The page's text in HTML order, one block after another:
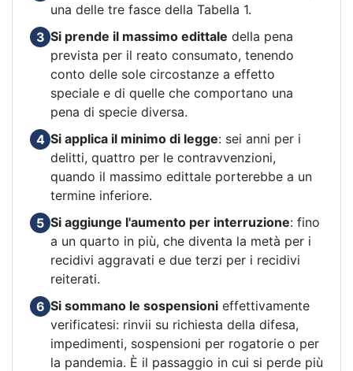
una delle tre fasce della Tabella 1.
3 Si prende il massimo edittale della pena
prevista per il reato consumato, tenendo
conto delle sole circostanze a effetto
speciale e di quelle che comportano una
pena di specie diversa.
4 Si applica il minimo di legge: sei anni per i
delitti, quattro per le contravvenzioni,
quando il massimo edittale porterebbe a un
termine inferiore.
5 Si aggiunge l'aumento per interruzione: fino
a un quarto in più, che diventa la metà per i
recidivi aggravati e due terzi per i recidivi
reiterati.
6 Si sommano le sospensioni effettivamente
verificatesi: rinvii su richiesta della difesa,
impedimenti, sospensioni per rogatorie o per
la pandemia. È il passaggio in cui si perde più